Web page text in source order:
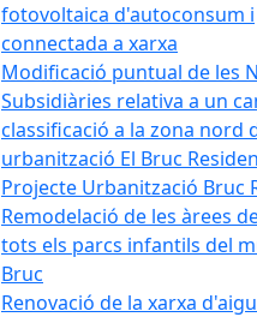
fotovoltaica d'autoconsum i
connectada a xarxa
Modificació puntual de les
Subsidiàries relativa a un
classificació a la zona nord
urbanització El Bruc
Projecte Urbanització Bruc
Remodelació de les àrees
tots els parcs infantils del
Bruc
Renovació de la xarxa